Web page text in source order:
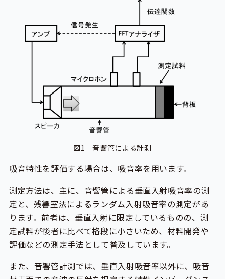
図1 音響管による計測
吸音特性を評価する場合は、吸音率を用います。
測定方法は、主に、音響管による垂直入射吸音率の測
定と、残響室法によるランダム入射吸音率の測定があ
ります。前者は、垂直入射に限定しているものの、測
定試料が後者に比べて格段に小さいため、材料開発や
評価などの測定手法として普及しています。
また、音響管計測では、垂直入射吸音率以外に、吸音